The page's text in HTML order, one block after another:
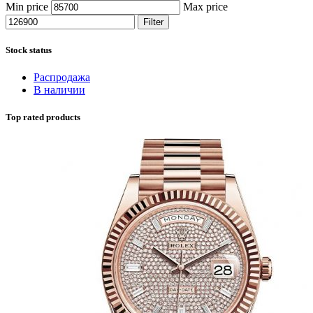
Min price Max price
Filter
Stock status
Распродажа
В наличии
Top rated products